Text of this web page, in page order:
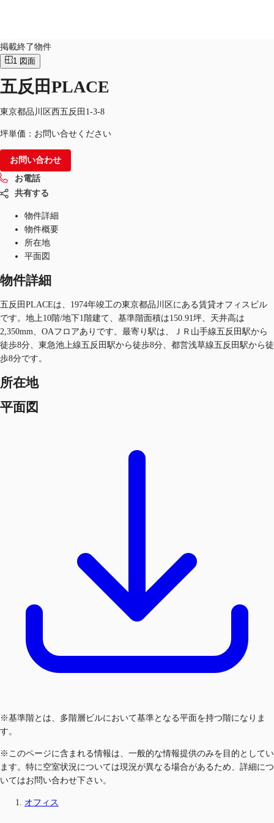
オフィス・事務所
倉庫・物流センター
地図検索
記事
仲介会社様はこちらへ
お気に入り
JP
お電話 お問合せ
掲載終了物件
1 図面
五反田PLACE
東京都品川区西五反田1-3-8
坪単価：お問い合せください
お問い合わせ
お電話
共有する
物件詳細
物件概要
所在地
平面図
物件詳細
五反田PLACEは、1974年竣工の東京都品川区にある賃貸オフィスビル
です。地上10階/地下1階建て、基準階面積は150.91坪、天井高は
2,350mm、OAフロアありです。最寄り駅は、ＪＲ山手線五反田駅から
徒歩8分、東急池上線五反田駅から徒歩8分、都営浅草線五反田駅から徒
歩8分です。
所在地
平面図
※基準階とは、多階層ビルにおいて基準となる平面を持つ階になりま
す。
※このページに含まれる情報は、一般的な情報提供のみを目的としてい
ます。特に空室状況については現況が異なる場合があるため、詳細につ
いてはお問い合わせ下さい。
オフィス